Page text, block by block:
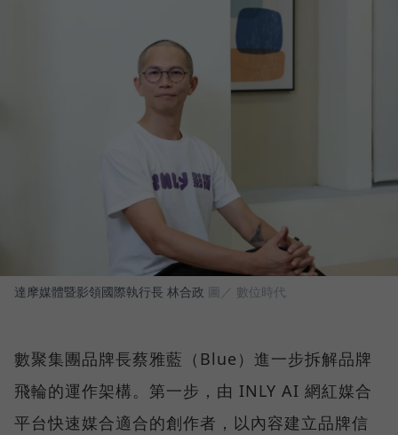
達摩媒體暨影領國際執行長 林合政 圖／ 數位時代
數聚集團品牌長蔡雅藍（Blue）進一步拆解品牌
飛輪的運作架構。第一步，由 INLY AI 網紅媒合
平台快速媒合適合的創作者，以內容建立品牌信